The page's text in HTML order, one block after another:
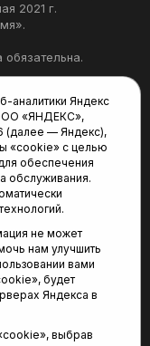
2021 г.
28А
аналитики Яндекс
«ЯНДЕКС»,
(далее — Яндекс),
«cookie» с целью
обеспечения
обслуживания.
не может
нам улучшить
вами
будет
Яндекса в
выбрав